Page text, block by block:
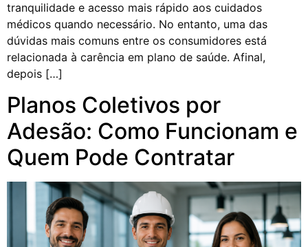
tranquilidade e acesso mais rápido aos cuidados
médicos quando necessário. No entanto, uma das
dúvidas mais comuns entre os consumidores está
relacionada à carência em plano de saúde. Afinal,
depois […]
Planos Coletivos por
Adesão: Como Funcionam e
Quem Pode Contratar